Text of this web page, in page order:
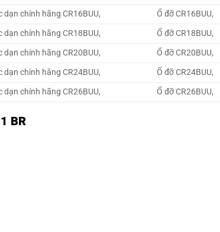
dạn chính hãng CR16BUU,
Ổ đỡ CR16BUU,
dạn chính hãng CR18BUU,
Ổ đỡ CR18BUU,
dạn chính hãng CR20BUU,
Ổ đỡ CR20BUU,
dạn chính hãng CR24BUU,
Ổ đỡ CR24BUU,
dạn chính hãng CR26BUU, Ổ đỡ CR26BUU,
BR